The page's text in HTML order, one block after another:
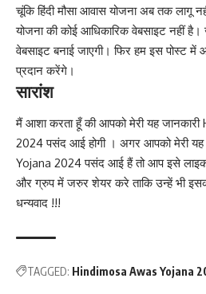
चूंकि हिंदी मौसा आवास योजना अब तक लागू
योजना की कोई आधिकारिक वेबसाइट नहीं
वेबसाइट बनाई जाएगी। फिर हम इस पोस्ट में
प्रदान करेंगे।
सारांश
मैं आशा करता हूँ की आपको मेरी यह
2024 पसंद आई होगी । अगर आपको मेरी
Yojana 2024 पसंद आई हैं तो आप इसे
और ग्रुप में जरुर शेयर करे ताकि उन्हें भी
धन्यवाद !!!
TAGGED: Hindimosa Awas Yojana